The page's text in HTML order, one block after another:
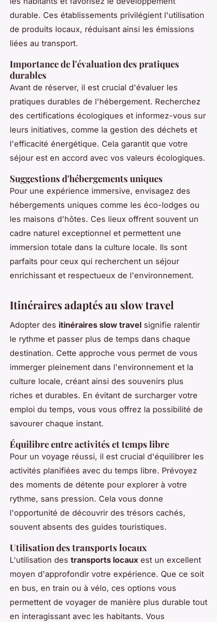
durable. Ces établissements privilégient l'utilisation
de produits locaux, réduisant ainsi les émissions
liées au transport.
Importance de l'évaluation des pratiques
durables
Avant de réserver, il est crucial d'évaluer les
pratiques durables de l'hébergement. Recherchez
des certifications écologiques et informez-vous sur
leurs initiatives, comme la gestion des déchets et
l'efficacité énergétique. Cela garantit que votre
séjour est en accord avec vos valeurs écologiques.
Suggestions d'hébergements uniques
Pour une expérience immersive, envisagez des
hébergements uniques comme les éco-lodges ou
les maisons d'hôtes. Ces lieux offrent souvent un
cadre naturel exceptionnel et permettent une
immersion totale dans la culture locale. Ils sont
parfaits pour ceux qui recherchent un séjour
enrichissant et respectueux de l'environnement.
Itinéraires adaptés au slow travel
Adopter des itinéraires slow travel signifie ralentir
le rythme et passer plus de temps dans chaque
destination. Cette approche vous permet de vous
immerger pleinement dans l'environnement et la
culture locale, créant ainsi des souvenirs plus
riches et durables. En évitant de surcharger votre
emploi du temps, vous vous offrez la possibilité de
savourer chaque instant.
Équilibre entre activités et temps libre
Pour un voyage réussi, il est crucial d'équilibrer les
activités planifiées avec du temps libre. Prévoyez
des moments de détente pour explorer à votre
rythme, sans pression. Cela vous donne
l'opportunité de découvrir des trésors cachés,
souvent absents des guides touristiques.
Utilisation des transports locaux
L'utilisation des transports locaux est un excellent
moyen d'approfondir votre expérience. Que ce soit
en bus, en train ou à vélo, ces options vous
permettent de voyager de manière plus durable tout
en interagissant avec les habitants. Vous